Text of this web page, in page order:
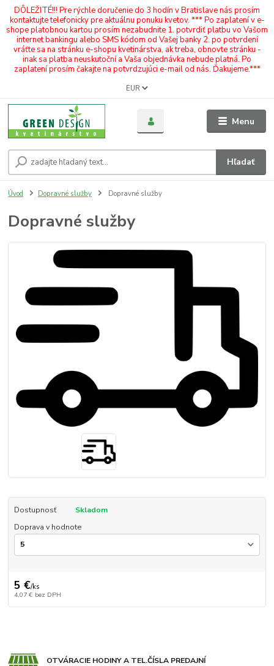
DÔLEŽITÉ!!! Pre rýchle doručenie do 3 hodín v Bratislave nás prosím
kontaktujte telefonicky pre aktuálnu ponuku kvetov. *** Po zaplatení v e-
shope platobnou kartou prosím nezabudnite 1. potvrdiť platbu vo Vašom
internet bankingu alebo SMS kódom od Vašej banky 2. po potvrdení
vráťte sa na stránku e-shopu kvetinárstva, ak treba, obnovte stránku -
inak sa platba neuskutoční a Vaša objednávka nebude platná. Po
zaplatení prosím čakajte na potvrdzujúci e-mail od nás. Ďakujeme.***
Menu
EUR
Hľadať
Úvod Dopravné služby Dopravné služby
Dopravné služby
Dostupnosť
Skladom
Doprava v hodnote
5 €/ks
4,07 € bez DPH
OTVÁRACIE HODINY A TEL.ČÍSLA PREDAJNÍ